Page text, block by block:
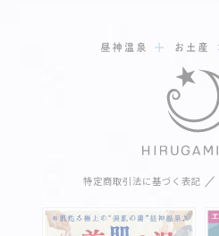
特定商取引法に基づく表記